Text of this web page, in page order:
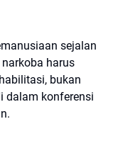
sejalan
harus
bukan
dalam konferensi